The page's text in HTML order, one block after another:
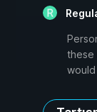
these